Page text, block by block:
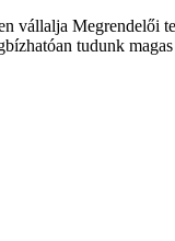
vállalja Megrendelői
tudunk